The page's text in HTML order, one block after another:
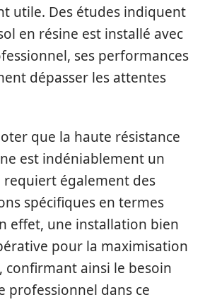
utile. Des études indiquent
en résine est installé avec
ses performances
dépasser les attentes
que la haute résistance
est indéniablement un
requiert également des
spécifiques en termes
effet, une installation bien
pour la maximisation
confirmant ainsi le besoin
professionnel dans ce